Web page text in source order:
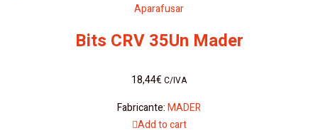
Aparafusar
Bits CRV 35Un Mader
18,44€ C/IVA
Fabricante:MADER
Add to cart